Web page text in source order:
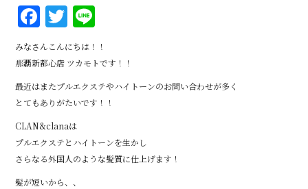
F
a
c
e
b
o
o
k
T
w
it
te
r
n
e
みなさんこんにちは！！
那覇新都心店 ツカモトです！！
最近はまたプルエクステやハイトーンのお問い合わせが多く
とてもありがたいです！！
CLAN&clanaは
プルエクステとハイトーンを生かし
さらなる外国人のような髪質に仕上げます！
髪が短いから、、